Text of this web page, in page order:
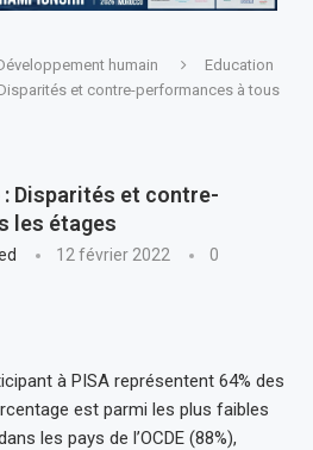
humain
Education
et contre-performances à tous
Disparités et contre-
les étages
12 février 2022
0
à PISA représentent 64% des
est parmi les plus faibles
les pays de l’OCDE (88%),